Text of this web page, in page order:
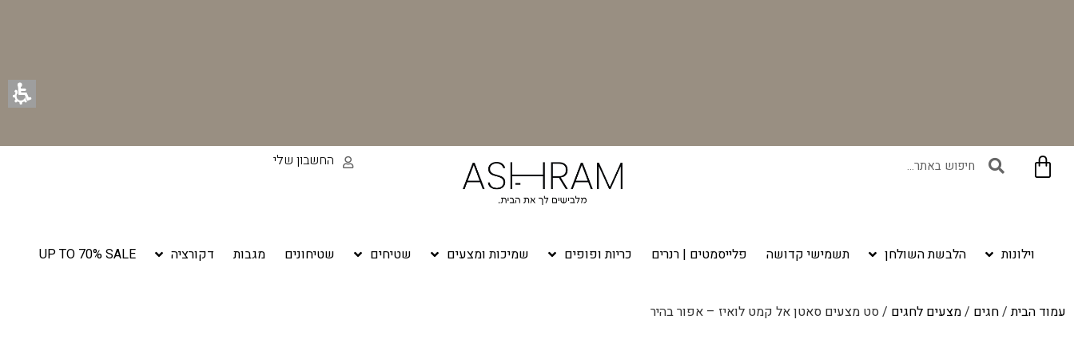
החשבון שלי
וילונות הלבשת השולחן תשמישי קדושה פלייסמטים | רנרים כריות ופופים שמיכות ומצעים שטיחים שטיחונים מגבות דקורציה UP TO 70% SALE
עמוד הבית/חגים /מצעים לחגים / סט מצעים סאטן אל קמט לואיז – אפור בהיר